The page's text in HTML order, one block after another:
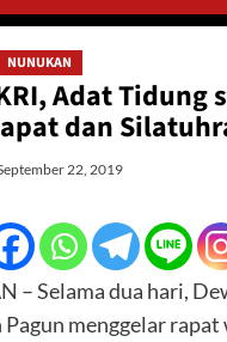
NUNUKAN
Adat Tidung
dan
22, 2019
– Selama dua hari,
menggelar rapat